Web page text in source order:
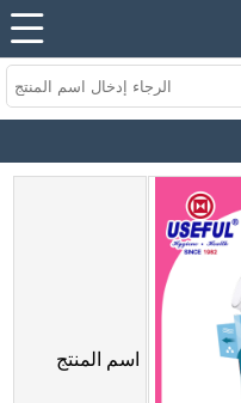
اسم المنتج